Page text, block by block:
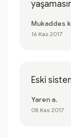
Mukaddes
16 Kas 2017
Eski
Yaren a.
08 Kas 2017